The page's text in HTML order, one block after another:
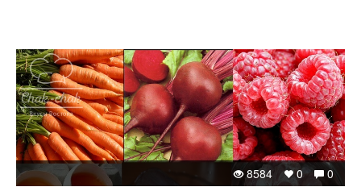
0
0
8584